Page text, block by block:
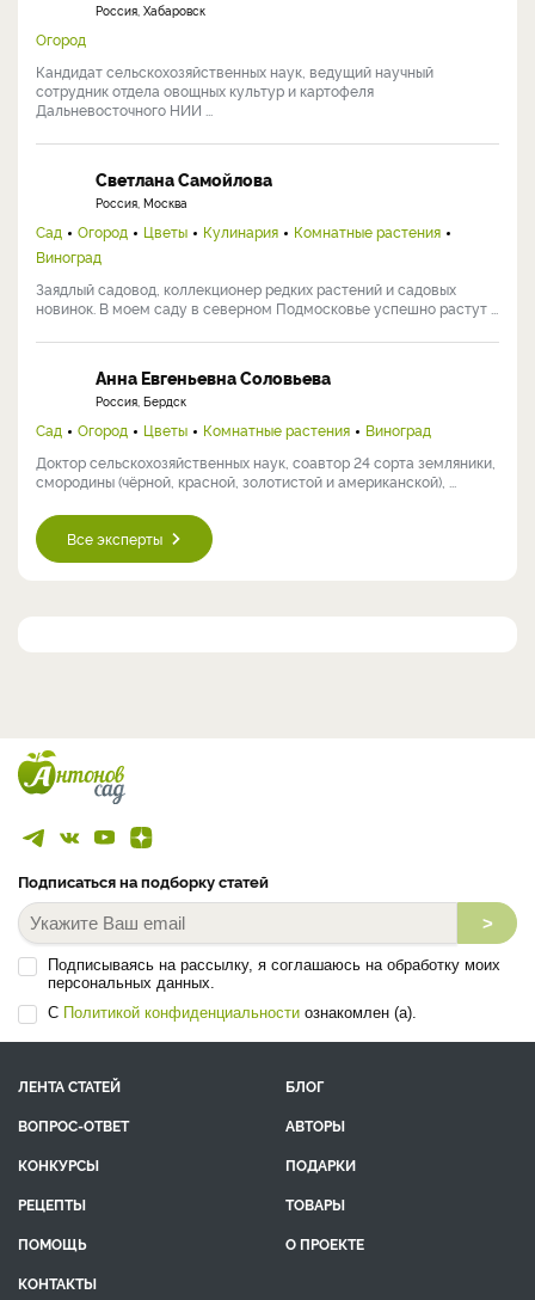
Россия, Хабаровск
Огород
Кандидат сельскохозяйственных наук, ведущий научный
сотрудник отдела овощных культур и картофеля
Дальневосточного НИИ ...
Светлана Самойлова
Россия, Москва
Сад Огород Цветы Кулинария
Комнатные растения
Виноград
Заядлый садовод, коллекционер редких растений и садовых
новинок. В моем саду в северном Подмосковье успешно растут ...
Анна Евгеньевна Соловьева
Россия, Бердск
Сад Огород Цветы Комнатные растения
Виноград
Доктор сельскохозяйственных наук, соавтор 24 сорта земляники,
смородины (чёрной, красной, золотистой и американской), ...
Все эксперты
Подписаться на подборку статей
>
Подписываясь на рассылку, я соглашаюсь на обработку моих
персональных данных.
С Политикой конфиденциальности ознакомлен (а).
ЛЕНТА СТАТЕЙ
БЛОГ
ВОПРОС-ОТВЕТ
АВТОРЫ
КОНКУРСЫ
ПОДАРКИ
РЕЦЕПТЫ
ТОВАРЫ
ПОМОЩЬ
О ПРОЕКТЕ
КОНТАКТЫ